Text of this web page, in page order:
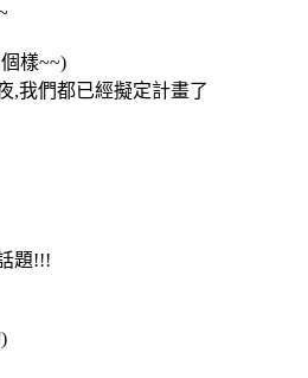
樣~~)
,我們都已經擬定計畫了
題!!!